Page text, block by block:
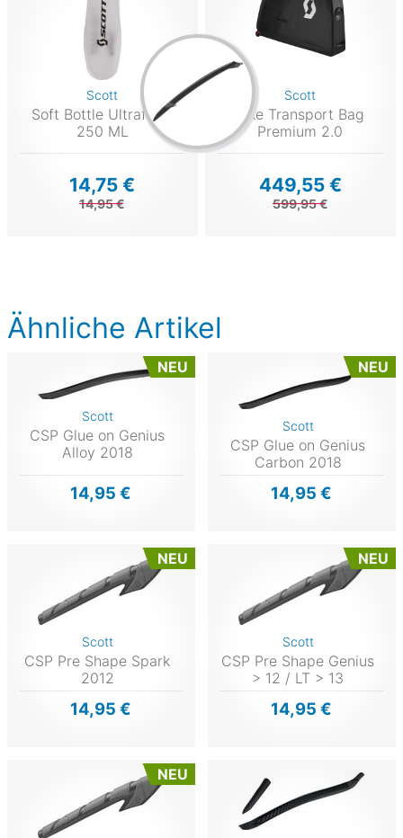
Scott
Soft Bottle Ultraflask
250 ML
14,75 €
14,95 €
Scott
Bike Transport Bag
Premium 2.0
449,55 €
599,95 €
Ähnliche Artikel
NEU
Scott
CSP Glue on Genius
Alloy 2018
14,95 €
NEU
Scott
CSP Glue on Genius
Carbon 2018
14,95 €
NEU
Scott
CSP Pre Shape Spark
2012
14,95 €
NEU
Scott
CSP Pre Shape Genius
> 12 / LT > 13
14,95 €
NEU